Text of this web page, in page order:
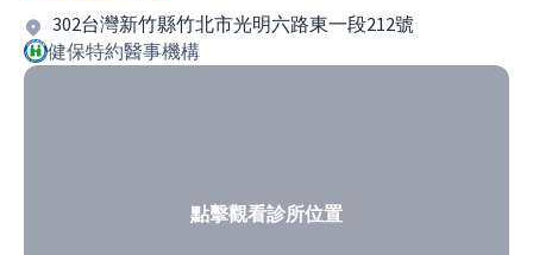
302台灣新竹縣竹北市光明六路東一段212號
健保特約醫事機構
點擊觀看診所位置